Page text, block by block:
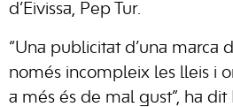
d’Eivissa, Pep Tur.
“Una publicitat d’una marca
només incompleix les lleis i
a més és de mal gust”, ha